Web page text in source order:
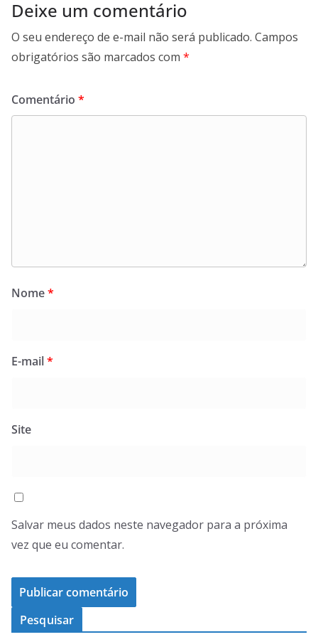
Deixe um comentário
O seu endereço de e-mail não será publicado. Campos
obrigatórios são marcados com *
Comentário *
Nome*
E-mail*
Site
Salvar meus dados neste navegador para a próxima
vez que eu comentar.
Pesquisar